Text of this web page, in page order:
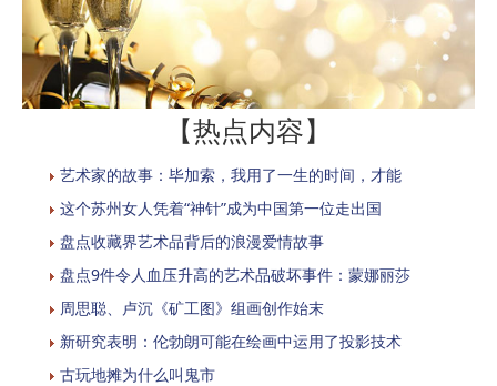
【热点内容】
艺术家的故事：毕加索，我用了一生的时间，才能
这个苏州女人凭着“神针”成为中国第一位走出国
盘点收藏界艺术品背后的浪漫爱情故事
盘点9件令人血压升高的艺术品破坏事件：蒙娜丽莎
周思聪、卢沉《矿工图》组画创作始末
新研究表明：伦勃朗可能在绘画中运用了投影技术
古玩地摊为什么叫鬼市